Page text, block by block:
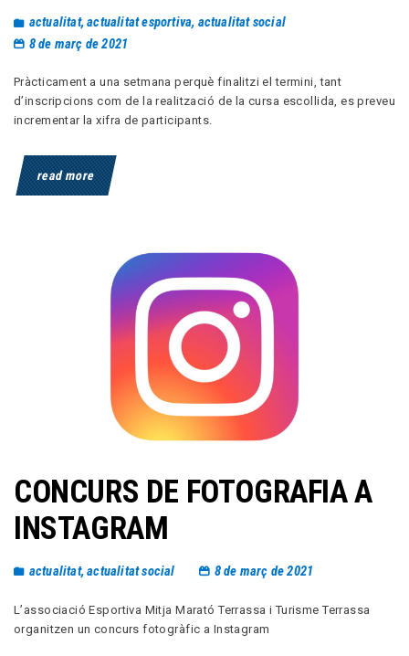
actualitat,actualitat esportiva, actualitat social
8 de març de 2021
Pràcticament a una setmana perquè finalitzi el termini, tant
d’inscripcions com de la realització de la cursa escollida, es preveu
incrementar la xifra de participants.
read more
CONCURS DE FOTOGRAFIA A
INSTAGRAM
actualitat,actualitat social 8 de març de 2021
L’associació Esportiva Mitja Marató Terrassa i Turisme Terrassa
organitzen un concurs fotogràfic a Instagram